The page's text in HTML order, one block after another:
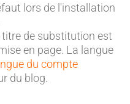
u
lors de l'installation
titre de substitution est
en page. La langue
du compte
du blog.